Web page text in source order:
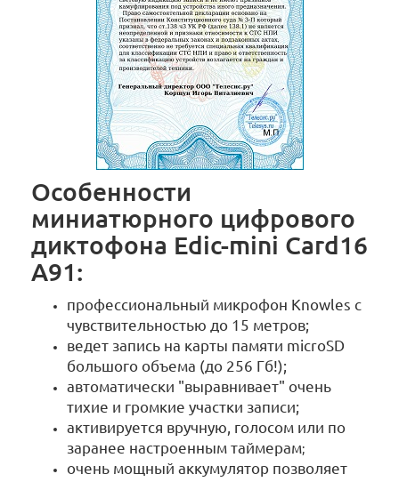
Особенности
миниатюрного цифрового
диктофона Edic-mini Card16
A91:
профессиональный микрофон Knowles с
чувствительностью до 15 метров;
ведет запись на карты памяти microSD
большого объема (до 256 Гб!);
автоматически "выравнивает" очень
тихие и громкие участки записи;
активируется вручную, голосом или по
заранее настроенным таймерам;
очень мощный аккумулятор позволяет